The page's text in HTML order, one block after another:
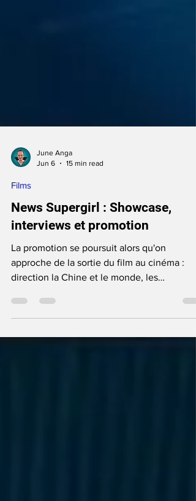
June Anga
News Supergirl : Showcase,
La promotion se poursuit alors qu'on
approche de la sortie du film au cinéma :
partenariats se multiplient alors que des
visuels et vidéos nous révèlent de nouvelles
images du film...